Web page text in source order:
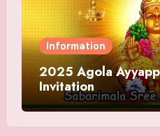
Information
2025 Agola
Invitation